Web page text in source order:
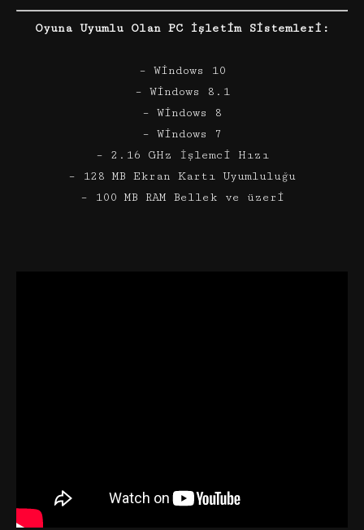
Oyuna Uyumlu Olan PC İşletim Sistemleri:
– Windows 10
– Windows 8.1
– Windows 8
– Windows 7
– 2.16 GHz İşlemci Hızı
– 128 MB Ekran Kartı Uyumluluğu
– 100 MB RAM Bellek ve üzeri